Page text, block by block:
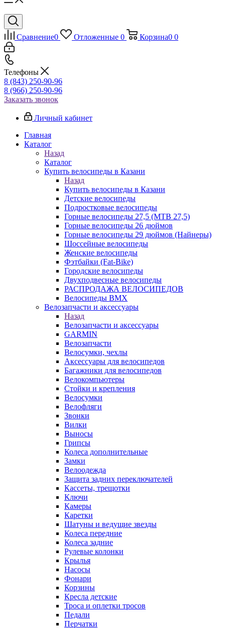
Сравнение0 Отложенные 0 Корзина0 0
Телефоны
8 (843) 250-90-96
8 (966) 250-90-96
Заказать звонок
Личный кабинет
Главная
Каталог
Назад
Каталог
Купить велосипеды в Казани
Назад
Купить велосипеды в Казани
Детские велосипеды
Подростковые велосипеды
Горные велосипеды 27,5 (MTB 27,5)
Горные велосипеды 26 дюймов
Горные велосипеды 29 дюймов (Найнеры)
Шоссейные велосипеды
Женские велосипеды
Фэтбайки (Fat-Bike)
Городские велосипеды
Двухподвесные велосипеды
РАСПРОДАЖА ВЕЛОСИПЕДОВ
Велосипеды BMX
Велозапчасти и аксессуары
Назад
Велозапчасти и аксессуары
GARMIN
Велозапчасти
Велосумки, чехлы
Аксессуары для велосипедов
Багажники для велосипедов
Велокомпьютеры
Стойки и крепления
Велосумки
Велофляги
Звонки
Вилки
Выносы
Грипсы
Колеса дополнительные
Замки
Велоодежда
Защита задних переключателей
Кассеты, трещотки
Ключи
Камеры
Каретки
Шатуны и ведущие звезды
Колеса передние
Колеса задние
Рулевые колонки
Крылья
Насосы
Фонари
Корзины
Кресла детские
Троса и оплетки тросов
Педали
Перчатки